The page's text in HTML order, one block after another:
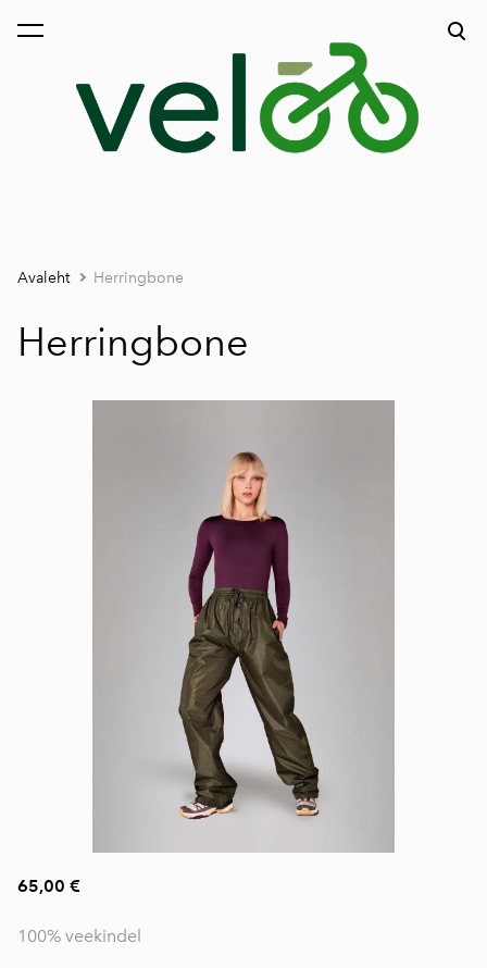
lisati ostukorvi.
Avaleht Herringbone
Herringbone
65,00 €
100% veekindel